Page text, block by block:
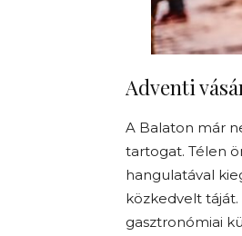
Adventi
A Balaton már
tartogat. Télen
hangulatával
közkedvelt
gasztronómiai